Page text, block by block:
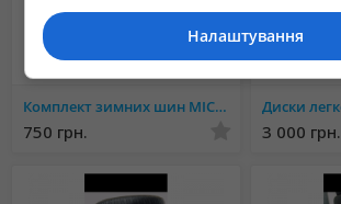
Комплект зимних шин MICHELIN ALPIN 205/55 R16 (Германия) оригинал
750 грн. 3 000 грн.
Налаштування